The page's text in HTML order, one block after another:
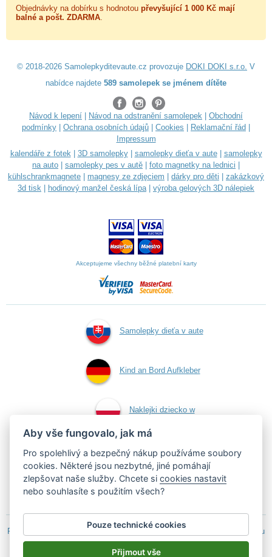
Objednávky na dobírku s hodnotou převyšující 1 000 Kč mají
balné a pošt. ZDARMA
© 2018-2026 Samolepkyditevaute.cz provozuje DOKI DOKI s.r.o. V
nabídce najdete 589 samolepek se jménem dítěte
Návod k lepení Návod na odstranění samolepek
Obchodní
podmínky
Ochrana osobních údajů Cookies Reklamační řád
Impressum
kalendáře z fotek| 3D samolepky| samolepky dieťa v aute| samolepky
na auto
samolepky pes v autě foto magnetky na lednici
kühlschrankmagnete
magnesy ze zdjęciem dárky pro děti
zakázkový
3d tisk
hodinový manžel česká lípa| výroba gelových 3D nálepiek
Akceptujeme všechny běžné platební karty
Samolepky dieťa v aute
Kind an Bord Aufkleber
Naklejki dziecko w
aucie
Samolepky dítě v autě
Podle zákona o evidenci tržeb je prodávající povinen vystavit kupujícímu
účtenku.
Zároveň je povinen zaevidovat přijatou tržbu u správce daně on-line; v
Aby vše fungovalo, jak má
Pro spolehlivý a bezpečný nákup používáme soubory
cookies. Některé jsou nezbytné, jiné pomáhají
zlepšovat naše služby. Chcete sicookies nastavit
nebo souhlasíte s použitím všech?
Pouze technické cookies
Přijmout vše